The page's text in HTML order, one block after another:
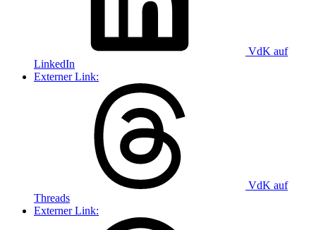
VdK auf
LinkedIn
Externer Link:
VdK auf
Threads
Externer Link: